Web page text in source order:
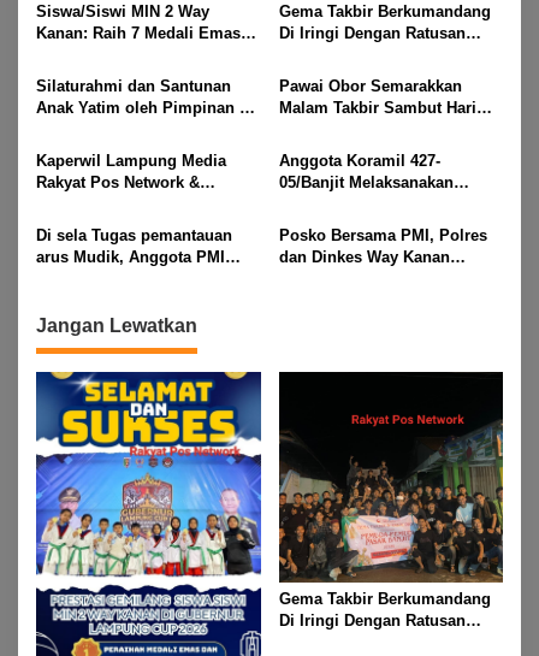
Siswa/Siswi MIN 2 Way
Kanan: Raih 7 Medali Emas
Gubernur Lampung Cup 2
Taekwondo Championship
2026
Gema Takbir Berkumandang
Di Iringi Dengan Ratusan
Rayakan Kemenangan Idul
Fitri 1447 H
Silaturahmi dan Santunan
Anak Yatim oleh Pimpinan PT
Idul Fitri di Way Kanan
Pawai Obor Semarakkan
Malam Takbir Sambut Hari
M, Di Kampung Simpang
Asam, Kecamatan Banjit
Kaperwil Lampung Media
Rakyat Pos Network &
Network,Tergabung Di Forum
DPC KWRI, Way Kanan :
Mengucapkan Selamat Hari
Anggota Koramil 427-
05/Banjit Melaksanakan
ogoh Di Wilayah Bali Sadhar,
Kecamatan Banjit
Di sela Tugas pemantauan
arus Mudik, Anggota PMI
Demi Selamatkan Nyawa
Posko Bersama PMI, Polres
dan Dinkes Way Kanan
Jangan Lewatkan
Gema Takbir Berkumandang
Di Iringi Dengan Ratusan